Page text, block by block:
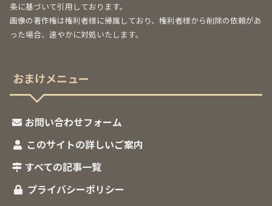
条に基づいて引用しております。
画像の著作権は権利者様に帰属しており、権利者様から削除の依頼があ
った場合、速やかに対処いたします。
おまけメニュー
お問い合わせフォーム
このサイトの詳しいご案内
すべての記事一覧
プライバシーポリシー